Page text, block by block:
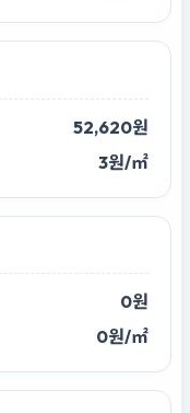
52,620원
3원/㎡
0원
0원/㎡